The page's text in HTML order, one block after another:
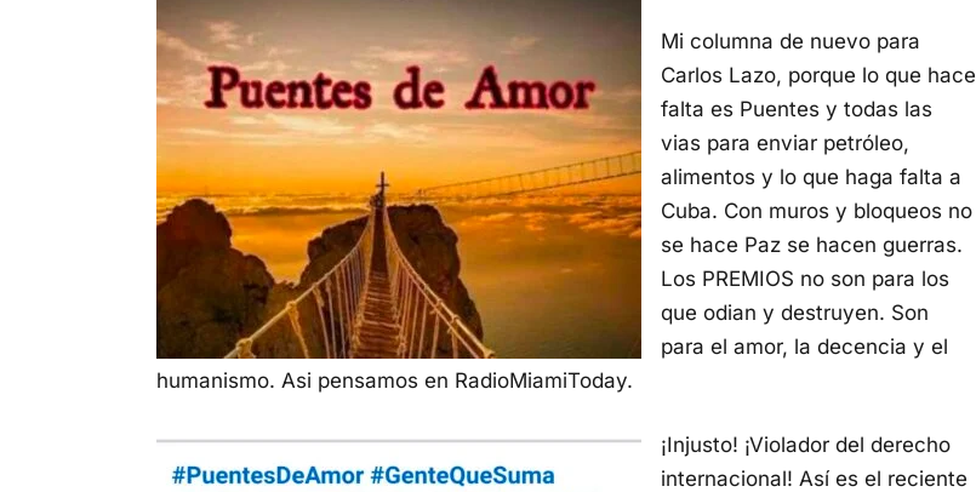
Mi columna de nuevo para
Carlos Lazo, porque lo que hace
falta es Puentes y todas las
vias para enviar petróleo,
alimentos y lo que haga falta a
Cuba. Con muros y bloqueos no
se hace Paz se hacen guerras.
Los PREMIOS no son para los
que odian y destruyen. Son
para el amor, la decencia y el
humanismo. Asi pensamos en RadioMiamiToday.
¡Injusto! ¡Violador del derecho
internacional! Así es el reciente